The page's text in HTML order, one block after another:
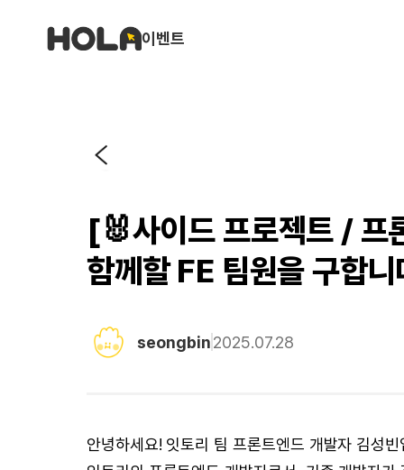
이벤트
[🐰사이드 프로젝트 / 프
함께할 FE 팀원을 구합
seongbin2025.07.28
안녕하세요! 잇토리 팀 프론트엔드 개발자 김성빈